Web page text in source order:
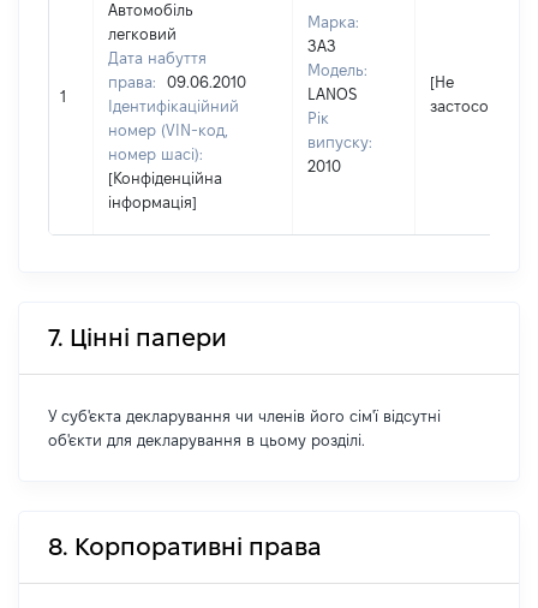
1
Автомобіль
легковий
Дата набуття
права:
09.06.2010
Ідентифікаційний
номер (VIN-код,
номер шасі):
[Конфіденційна
інформація]
Марка:
ЗАЗ
Модель:
LANOS
Рік
випуску:
2010
[Не
7. Цінні папери
У суб'єкта декларування чи членів його сім'ї відсутні
об'єкти для декларування в цьому розділі.
8. Корпоративні права